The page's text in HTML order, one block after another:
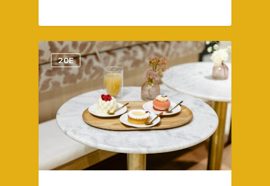
20E
1
S’informer
Au quotidien
Commerces
Se régaler
Bars et cafés
Se bouger